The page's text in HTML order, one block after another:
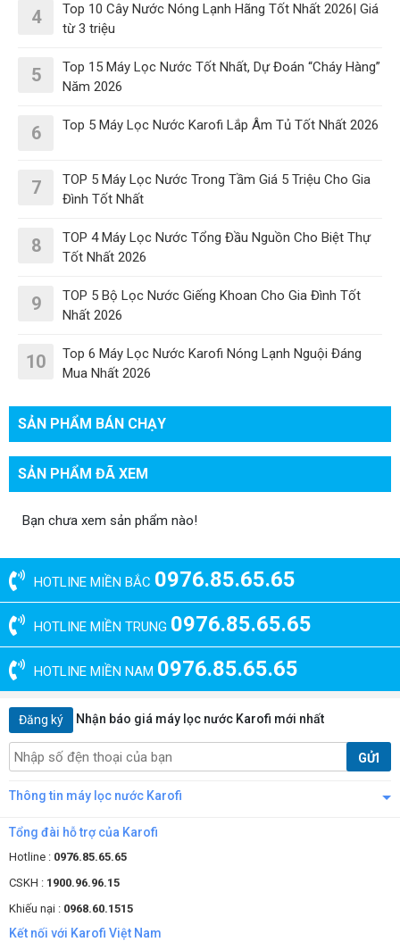
4
Top 10 Cây Nước Nóng Lạnh Hãng Tốt Nhất 2026| Giá
từ 3 triệu
5
Top 15 Máy Lọc Nước Tốt Nhất, Dự Đoán “Cháy Hàng”
Năm 2026
6 Top 5 Máy Lọc Nước Karofi Lắp Âm Tủ Tốt Nhất 2026
7
TOP 5 Máy Lọc Nước Trong Tầm Giá 5 Triệu Cho Gia
Đình Tốt Nhất
8
TOP 4 Máy Lọc Nước Tổng Đầu Nguồn Cho Biệt Thự
Tốt Nhất 2026
9
TOP 5 Bộ Lọc Nước Giếng Khoan Cho Gia Đình Tốt
Nhất 2026
10
Top 6 Máy Lọc Nước Karofi Nóng Lạnh Nguội Đáng
Mua Nhất 2026
SẢN PHẨM BÁN CHẠY
SẢN PHẨM ĐÃ XEM
Bạn chưa xem sản phẩm nào!
HOTLINE MIỀN BẮC 0976.85.65.65
HOTLINE MIỀN TRUNG 0976.85.65.65
HOTLINE MIỀN NAM 0976.85.65.65
Đăng ký Nhận báo giá máy lọc nước Karofi mới nhất
GỬI
Thông tin máy lọc nước Karofi
Tổng đài hỗ trợ của Karofi
Hotline : 0976.85.65.65
CSKH : 1900.96.96.15
Khiếu nại : 0968.60.1515
Kết nối với Karofi Việt Nam